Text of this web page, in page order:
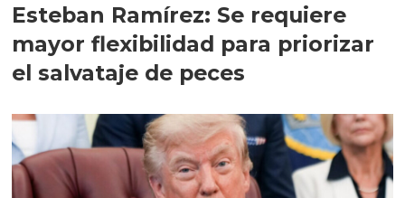
Esteban Ramírez: Se requiere
mayor flexibilidad para priorizar
el salvataje de peces